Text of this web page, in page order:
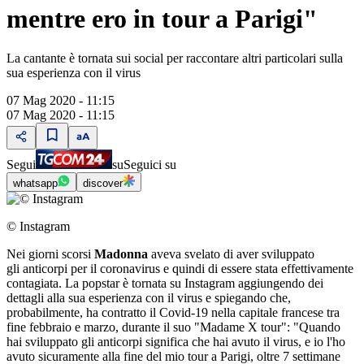
mentre ero in tour a Parigi"
La cantante è tornata sui social per raccontare altri particolari sulla
sua esperienza con il virus
07 Mag 2020 - 11:15
07 Mag 2020 - 11:15
Segui suSeguici su
whatsapp discover
© Instagram
Nei giorni scorsi Madonna aveva svelato di aver sviluppato
gli anticorpi per il coronavirus e quindi di essere stata effettivamente
contagiata. La popstar è tornata su Instagram aggiungendo dei
dettagli alla sua esperienza con il virus e spiegando che,
probabilmente, ha contratto il Covid-19 nella capitale francese tra
fine febbraio e marzo, durante il suo "Madame X tour": "Quando
hai sviluppato gli anticorpi significa che hai avuto il virus, e io l'ho
avuto sicuramente alla fine del mio tour a Parigi, oltre 7 settimane